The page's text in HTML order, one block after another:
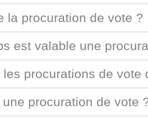
la procuration de vote ?
est valable une
procurations de vote
procuration de vote